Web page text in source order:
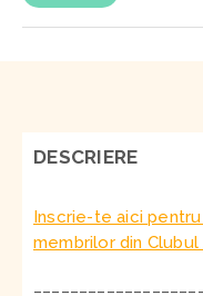
DESCRIERE
Inscrie-te aici
membrilor din Clubul